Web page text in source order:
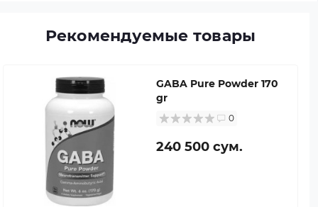
Рекомендуемые товары
GABA Pure Powder 170
gr
0
240 500 сум.